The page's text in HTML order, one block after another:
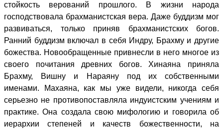
стойкость верований прошлого. В жизни народа
господствовала брахманистская вера. Даже буддизм мог
развиваться, только приняв брахманистских богов.
Ранний буддизм включал в себя Индру, Брахму и другие
божества. Новообращенные привнесли в него многое из
своего почитания древних богов. Хинаяна приняла
Брахму, Вишну и Нараяну под их собственными
именами. Махаяна, как мы уже видели, никогда себя
серьезно не противопоставляла индуистским учениям и
практике. Она создала свою мифологию и говорила об
иерархии степеней и качеств божественности, на